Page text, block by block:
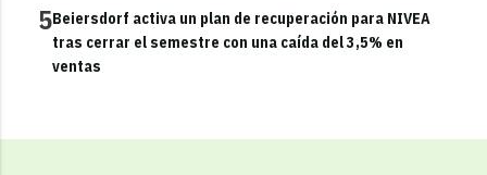
5Beiersdorf activa un plan de recuperación para NIVEA
tras cerrar el semestre con una caída del 3,5% en
ventas